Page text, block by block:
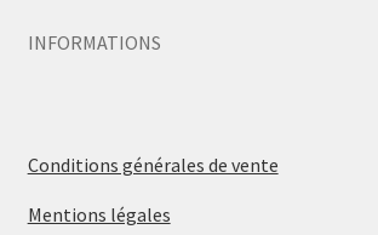
INFORMATIONS
Conditions générales de vente
Mentions légales